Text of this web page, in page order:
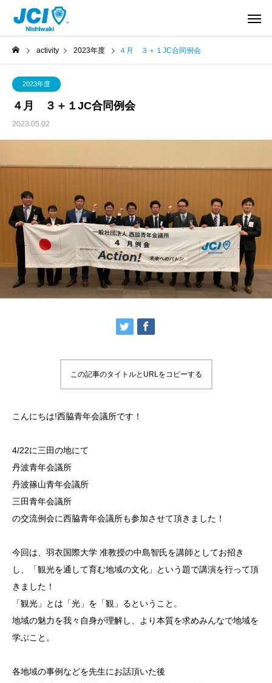
activity 2023年度 ４月 ３＋１JC合同例会
2023年度
４月 ３＋１JC合同例会
2023.05.02
この記事のタイトルとURLをコピーする
こんにちは!西脇青年会議所です！
4/22に三田の地にて
丹波青年会議所
丹波篠山青年会議所
三田青年会議所
の交流例会に西脇青年会議所も参加させて頂きました！
今回は、羽衣国際大学 准教授の中島智氏を講師としてお招き
し、「観光を通して育む地域の文化」という題で講演を行って頂
きました！
「観光」とは「光」を「観」るということ。
地域の魅力を我々自身が理解し、より本質を求めみんなで地域を
学ぶこと。
各地域の事例などを先生にお話頂いた後